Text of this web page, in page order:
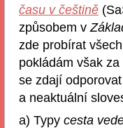
času v češtině
způsobem v
zde probírat
pokládám však
se zdají
a neaktuální
a) Typy cesta